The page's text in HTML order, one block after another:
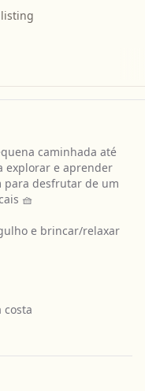
caminhada até
explorar e aprender
para desfrutar de um
🧺
e brincar/relaxar
costa